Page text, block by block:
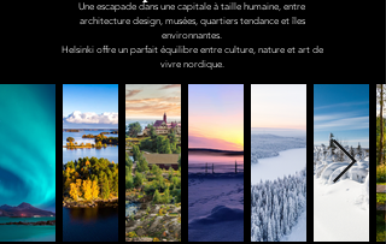
Une escapade dans une capitale à taille humaine, entre
architecture design, musées, quartiers tendance et îles
environnantes.
Helsinki offre un parfait équilibre entre culture, nature et art de
vivre nordique.